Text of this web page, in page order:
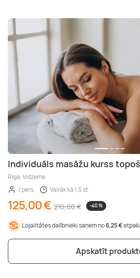
Individuāls masāžu kurss
Rīga, Vidzeme
1 pers.
Vairāk kā 1,5 st.
125,00 € 210,00 € -40 %
Lojalitātes dalībnieki saņem no6,25 €
Apskatīt